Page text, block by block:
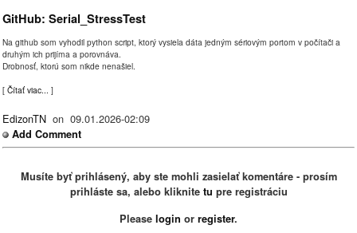
GitHub: Serial_StressTest
Na github som vyhodil python script, ktorý vysiela dáta jedným sériovým portom v počítači a
druhým ich prijíma a porovnáva.
Drobnosť, ktorú som nikde nenašiel.
[ Čítať viac... ]
EdizonTN on 09.01.2026-02:09
Add Comment
Musíte byť prihlásený, aby ste mohli zasielať komentáre - prosím
prihláste sa, alebo kliknite tu pre registráciu
Please login or register.